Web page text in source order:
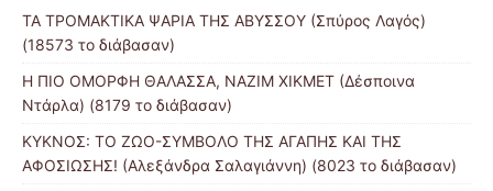
ΤΑ ΤΡΟΜΑΚΤΙΚΑ ΨΑΡΙΑ ΤΗΣ ΑΒΥΣΣΟΥ (Σπύρος Λαγός)
(18573 το διάβασαν)
Η ΠΙΟ ΟΜΟΡΦΗ ΘΑΛΑΣΣΑ, ΝΑΖΙΜ ΧΙΚΜΕΤ (Δέσποινα
Ντάρλα) (8179 το διάβασαν)
ΚΥΚΝΟΣ: ΤΟ ΖΩΟ-ΣΥΜΒΟΛΟ ΤΗΣ ΑΓΑΠΗΣ ΚΑΙ ΤΗΣ
ΑΦΟΣΙΩΣΗΣ! (Αλεξάνδρα Σαλαγιάννη) (8023 το διάβασαν)